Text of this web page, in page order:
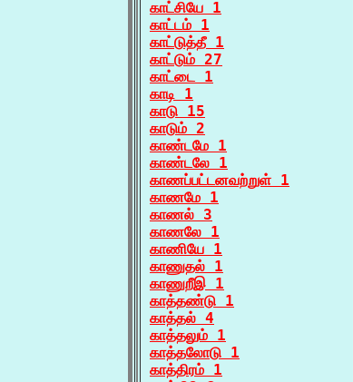
காட்சியே 1
காட்டம் 1
காட்டுத்தீ 1
காட்டும் 27
காட்டை 1
காடி 1
காடு 15
காடும் 2
காண்டமே 1
காண்டலே 1
காணப்பட்டனவற்றுள் 1
காணமே 1
காணல் 3
காணலே 1
காணியே 1
காணுதல் 1
காணுறீஇ 1
காத்தண்டு 1
காத்தல் 4
காத்தலும் 1
காத்தலோடு 1
காத்திரம் 1